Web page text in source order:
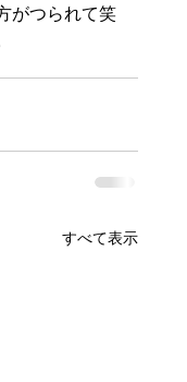
がつられて笑
すべて表示